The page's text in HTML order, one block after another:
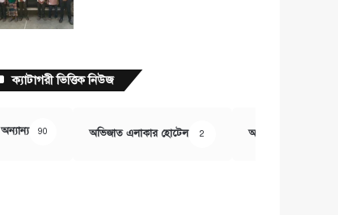
ক্যাটাগরী ভিত্তিক নিউজ
অন্যান্য 90 অভিজাত এলাকার হোটেল 2 অর্থ ও বানিজ্য